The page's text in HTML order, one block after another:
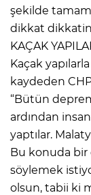
şekilde
dikkat
KAÇAK
Kaçak
kaydeden
“Bütün
ardından
yaptılar.
Bu konuda bir
söylemek
olsun, tabii ki